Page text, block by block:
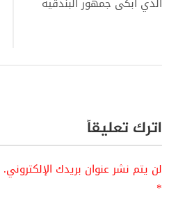
اترك تعليقاً
لن يتم نشر عنوان بريدك الإلكتروني.
*